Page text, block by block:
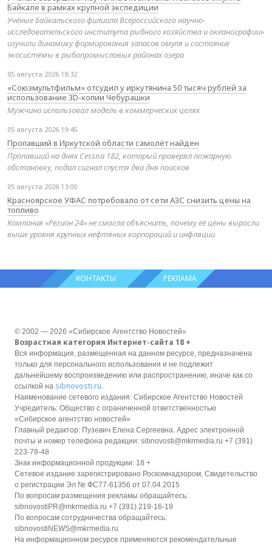
Байкале в рамках крупной экспедиции
Учёные Байкальского филиала Всероссийского научно-
исследовательского института рыбного хозяйства и океанографии»
изучили динамику формирования запасов омуля и состояние
экосистемы в рыбопромысловых районах озера
05 августа 2026 18:32
«Союзмультфильм» отсудил у иркутянина 50 тысяч рублей за
использование 3D-копии Чебурашки
Мужчина использовал модель в коммерческих целях
05 августа 2026 19:45
Пропавший в Иркутской области самолёт найден
Пропавший на днях Cessna 182, который проверял пожарную
обстановку, подал сигнал спустя два дня поисков
05 августа 2026 13:00
Красноярское УФАС потребовало от сети АЗС снизить цены на
топливо
Компания «Регион 24» не смогла объяснить, почему её цены выросли
выше уровня крупных нефтяных корпораций и инфляции
КОНТАКТЫ РЕКЛАМА
© 2002 — 2026 «Сибирское Агентство Новостей»
Возрастная категория Интернет-сайта 18 +
Вся информация, размещенная на данном ресурсе, предназначена
только для персонального использования и не подлежит
дальнейшему воспроизведению или распространению, иначе как со
ссылкой на sibnovosti.ru.
Наименование сетевого издания: Сибирское Агентство Новостей
Учредитель: Общество с ограниченной ответственностью
«Сибирское агентство новостей»
Главный редактор: Пузевич Елена Сергеевна. Адрес электронной
почты и номер телефона редакции: sibnovosti@mkrmedia.ru +7 (391)
223-78-48
Знак информационной продукции: 18 +
Сетевое издание зарегистрировано Роскомнадзором, Свидетельство
о регистрации Эл № ФС77-61356 от 07.04.2015
По вопросам размещения рекламы обращайтесь:
sibnovostiPR@mkrmedia.ru +7 (391) 219-16-19
По вопросам сотрудничества обращайтесь:
sibnovostiNEWS@mkrmedia.ru
На информационном ресурсе применяются рекомендательные